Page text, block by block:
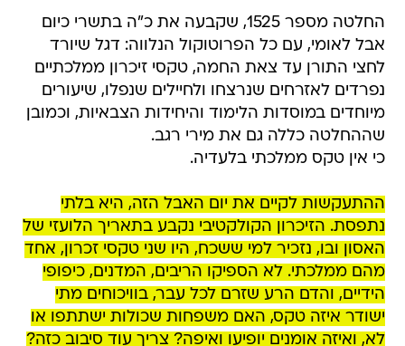
החלטה מספר 1525, שקבעה את כ"ה בתשרי כיום
אבל לאומי, עם כל הפרוטוקול הנלווה: דגל שיורד
לחצי התורן עד צאת החמה, טקסי זיכרון ממלכתיים
נפרדים לאזרחים שנרצחו ולחיילים שנפלו, שיעורים
מיוחדים במוסדות הלימוד והיחידות הצבאיות, וכמובן
שההחלטה כללה גם את מירי רגב.
כי אין טקס ממלכתי בלעדיה.
ההתעקשות לקיים את יום האבל הזה, היא בלתי
נתפסת. הזיכרון הקולקטיבי נקבע בתאריך הלועזי של
האסון ובו, נזכיר למי ששכח, היו שני טקסי זכרון, אחד
מהם ממלכתי. לא הספיקו הריבים, המדנים, כיפופי
הידיים, והדם הרע שזרם לכל עבר, בוויכוחים מתי
ישודר איזה טקס, האם משפחות שכולות ישתתפו או
לא, ואיזה אומנים יופיעו ואיפה? צריך עוד סיבוב כזה?